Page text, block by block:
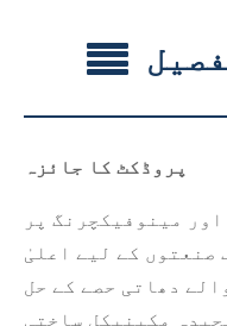
پروڈکٹ کا جائزہ
مینوفیکچرنگ پر
صنعتوں کے لیے اعلیٰ
دھاتی حصے کے حل
مکینیکل ساختی